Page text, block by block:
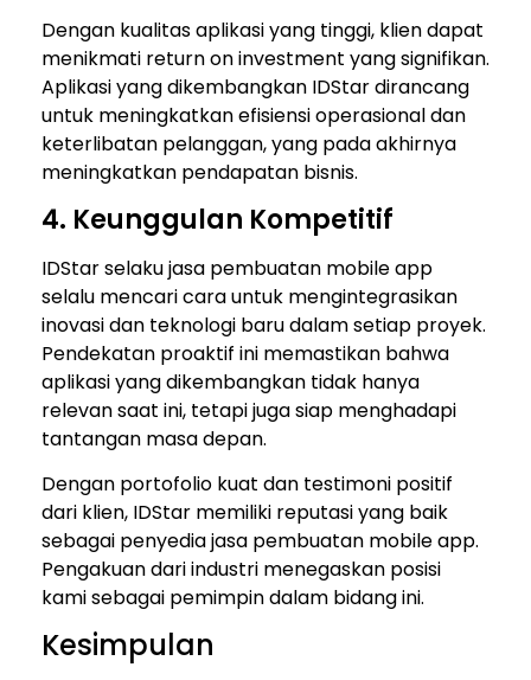
Dengan kualitas aplikasi yang tinggi, klien dapat
menikmati return on investment yang signifikan.
Aplikasi yang dikembangkan IDStar dirancang
untuk meningkatkan efisiensi operasional dan
keterlibatan pelanggan, yang pada akhirnya
meningkatkan pendapatan bisnis.
4. Keunggulan Kompetitif
IDStar selaku jasa pembuatan mobile app
selalu mencari cara untuk mengintegrasikan
inovasi dan teknologi baru dalam setiap proyek.
Pendekatan proaktif ini memastikan bahwa
aplikasi yang dikembangkan tidak hanya
relevan saat ini, tetapi juga siap menghadapi
tantangan masa depan.
Dengan portofolio kuat dan testimoni positif
dari klien, IDStar memiliki reputasi yang baik
sebagai penyedia jasa pembuatan mobile app.
Pengakuan dari industri menegaskan posisi
kami sebagai pemimpin dalam bidang ini.
Kesimpulan